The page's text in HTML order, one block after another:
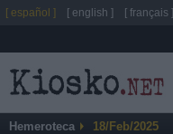
Hemeroteca 18/Feb/2025
[ español ] [ english ] [ français ]